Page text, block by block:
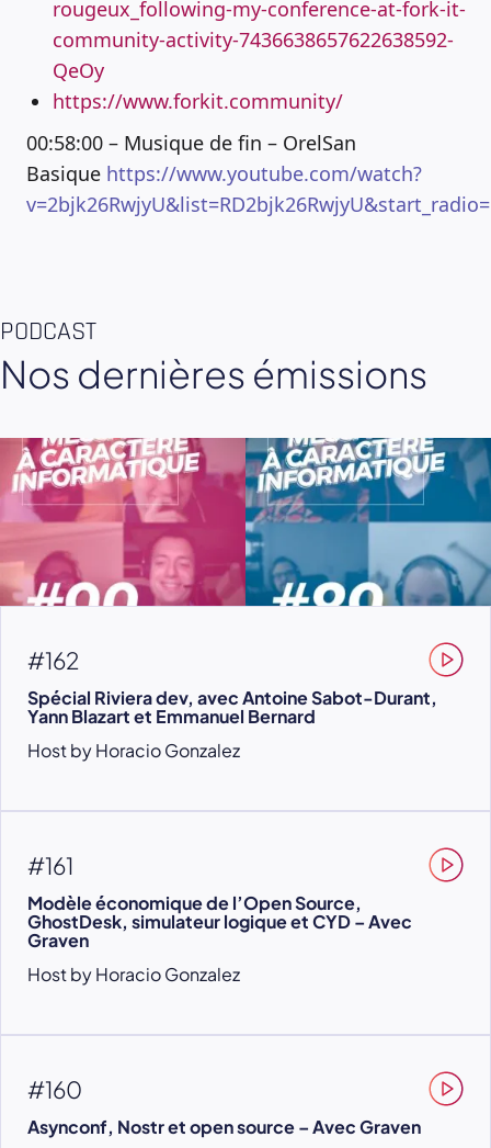
rougeux_following-my-conference-at-fork-it-
community-activity-7436638657622638592-
QeOy
https://www.forkit.community/
00:58:00 – Musique de fin – OrelSan
Basique https://www.youtube.com/watch?
PODCAST
Nos dernières émissions
#162
Spécial Riviera dev, avec Antoine Sabot-Durant,
Yann Blazart et Emmanuel Bernard
Host by Horacio Gonzalez
#161
Modèle économique de l’Open Source,
GhostDesk, simulateur logique et CYD – Avec
Graven
Host by Horacio Gonzalez
#160
Asynconf, Nostr et open source – Avec Graven